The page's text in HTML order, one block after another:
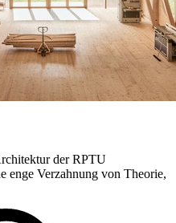
der RPTU
enge Verzahnung von Theorie,